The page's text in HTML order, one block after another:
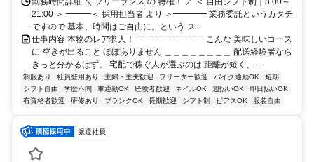
21:00 ＞ ━━━＜ 採用担当者 より ＞━━━━ 業務委託というカタチ
ですので 基本、時間はご自由に。という ス...
仕事内容 本物のレア求人！ ￣￣￣￣￣￣￣￣ こんな 美味しいコース
に 空きが出ること ほぼありません ＿＿＿＿＿＿＿＿ 配送経験者なら
きっと分かるはず。 宅配で稼ぐ人が選ぶのは 距離が短く、...
制服あり 社員登用あり 主婦・主夫歓迎 フリーター歓迎 バイク通勤OK
短期
シフト自由
学歴不問 車通勤OK 経験者歓迎 ネイルOK 週払いOK
即日払いOK
有資格者歓迎
研修あり ブランクOK 長期歓迎 シフト制 ピアスOK 服装自由
派遣社員